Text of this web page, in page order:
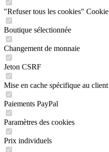
"Refuser tous les cookies" Cookie
Boutique sélectionnée
Changement de monnaie
Jeton CSRF
Mise en cache spécifique au client
Paiements PayPal
Paramètres des cookies
Prix individuels